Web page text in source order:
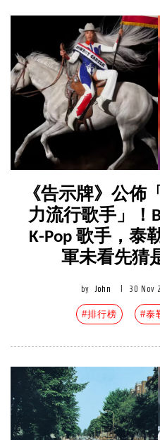
《告示牌》公佈
力流行歌手」！
K-Pop 歌手，泰
軍未看先猜
by John 30 Nov
#排行榜 #泰